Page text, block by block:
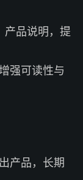
产品说明，提
强可读性与
产品，长期